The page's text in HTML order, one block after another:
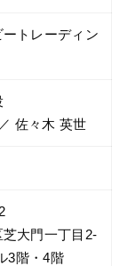
トレーディン
佐々木 英世
大門一丁目2-
3階・4階